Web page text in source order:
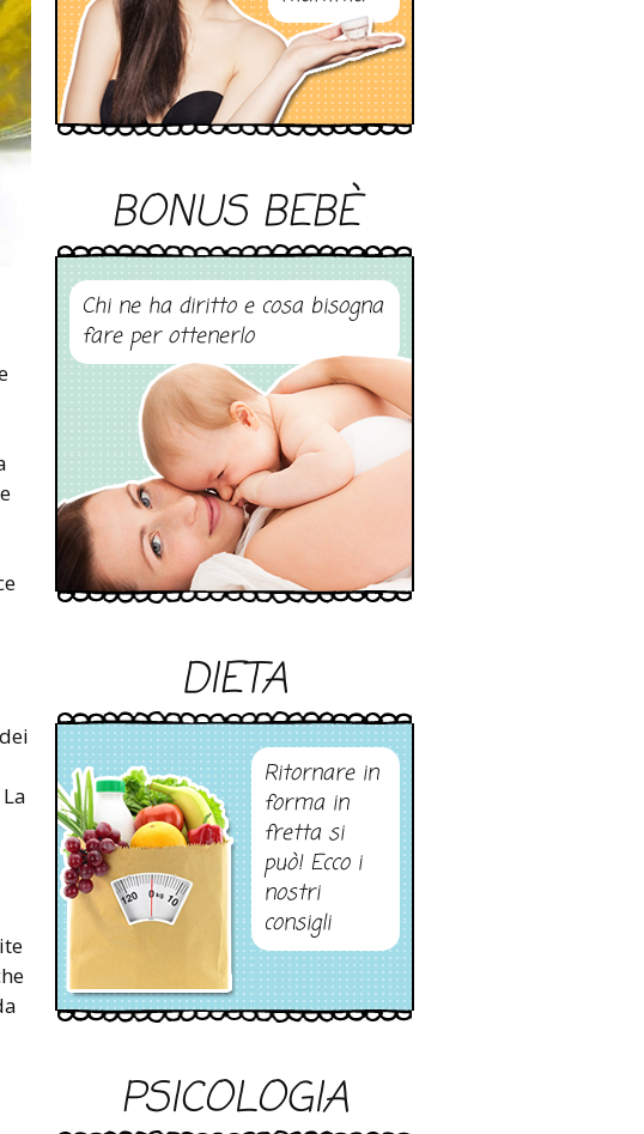
BONUS BEBÈ
Chi ne ha diritto e cosa bisogna
fare per ottenerlo
DIETA
Ritornare in
forma in
fretta si
può! Ecco i
nostri
consigli
PSICOLOGIA